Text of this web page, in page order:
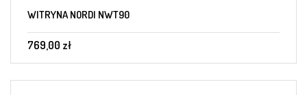
WITRYNA NORDI NWT90
769,00 zł